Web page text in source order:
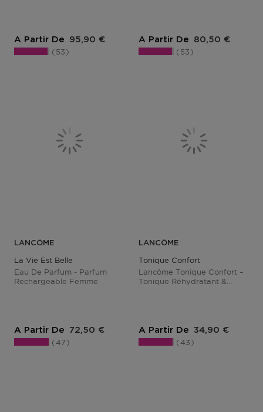
A Partir De Prix du produit
95,90 €
53
A Partir De Prix du produit
80,50 €
53
LANCÔME
La Vie Est Belle
Eau De Parfum - Parfum
Rechargeable Femme
A Partir De Prix du produit
72,50 €
47
LANCÔME
Tonique Confort
Lancôme Tonique Confort –
Tonique Réhydratant &
A Partir De Prix du produit
34,90 €
43